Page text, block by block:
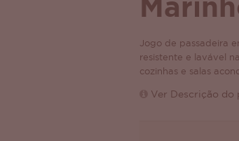
Jogo de passadeira
resistente e lavável
cozinhas e salas
Ver Descrição do